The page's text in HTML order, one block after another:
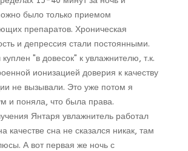
было только приемом
препаратов. Хроническая
и депрессия стали постоянными.
"в довесок" к увлажнителю, т.к.
ионизацией доверия к качеству
не вызывали. Это уже потом я
и поняла, что была права.
Янтаря увлажнитель работал
качестве сна не сказался никак, там
А вот первая же ночь с